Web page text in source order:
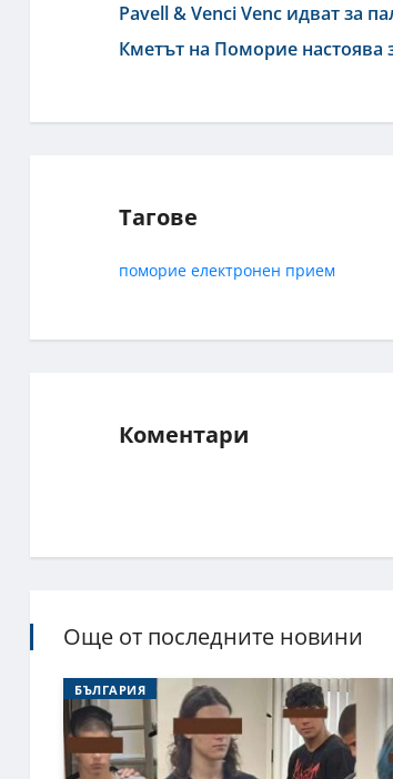
Pavell & Venci Venc идват за
Кметът на Поморие настоява
Тагове
поморие електронен прием
Коментари
Още от последните новини
БЪЛГАРИЯ